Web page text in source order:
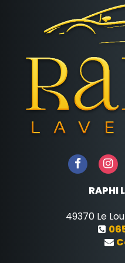
RAPHI
49370 Le